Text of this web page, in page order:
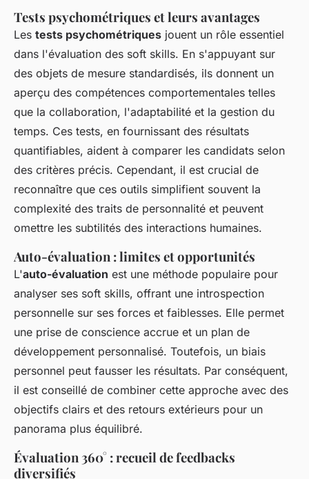
Tests psychométriques et leurs avantages
Les tests psychométriques jouent un rôle essentiel
dans l'évaluation des soft skills. En s'appuyant sur
des objets de mesure standardisés, ils donnent un
aperçu des compétences comportementales telles
que la collaboration, l'adaptabilité et la gestion du
temps. Ces tests, en fournissant des résultats
quantifiables, aident à comparer les candidats selon
des critères précis. Cependant, il est crucial de
reconnaître que ces outils simplifient souvent la
complexité des traits de personnalité et peuvent
omettre les subtilités des interactions humaines.
Auto-évaluation : limites et opportunités
L'auto-évaluation est une méthode populaire pour
analyser ses soft skills, offrant une introspection
personnelle sur ses forces et faiblesses. Elle permet
une prise de conscience accrue et un plan de
développement personnalisé. Toutefois, un biais
personnel peut fausser les résultats. Par conséquent,
il est conseillé de combiner cette approche avec des
objectifs clairs et des retours extérieurs pour un
panorama plus équilibré.
Évaluation 360° : recueil de feedbacks
diversifiés